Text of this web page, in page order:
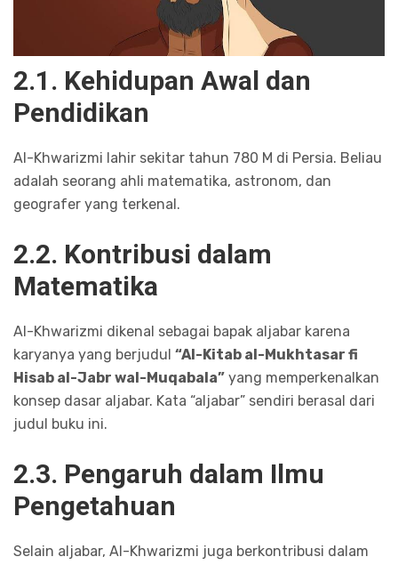
2.1. Kehidupan Awal dan
Pendidikan
Al-Khwarizmi lahir sekitar tahun 780 M di Persia. Beliau
adalah seorang ahli matematika, astronom, dan
geografer yang terkenal.
2.2. Kontribusi dalam
Matematika
Al-Khwarizmi dikenal sebagai bapak aljabar karena
karyanya yang berjudul “Al-Kitab al-Mukhtasar fi
Hisab al-Jabr wal-Muqabala” yang memperkenalkan
konsep dasar aljabar. Kata “aljabar” sendiri berasal dari
judul buku ini.
2.3. Pengaruh dalam Ilmu
Pengetahuan
Selain aljabar, Al-Khwarizmi juga berkontribusi dalam